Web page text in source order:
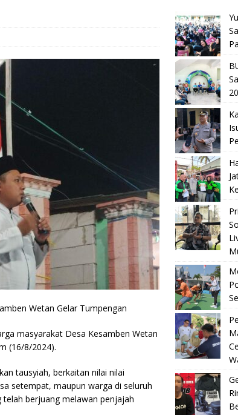
Wetan Gelar Tumpengan
masyarakat Desa Kesamben Wetan
(16/8/2024).
tausyiah, berkaitan nilai nilai
setempat, maupun warga di seluruh
berjuang melawan penjajah